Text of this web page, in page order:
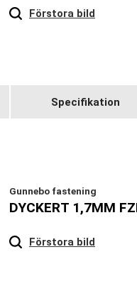
Förstora bild
Specifikation
Gunnebo fastening
DYCKERT 1,7MM
Förstora bild